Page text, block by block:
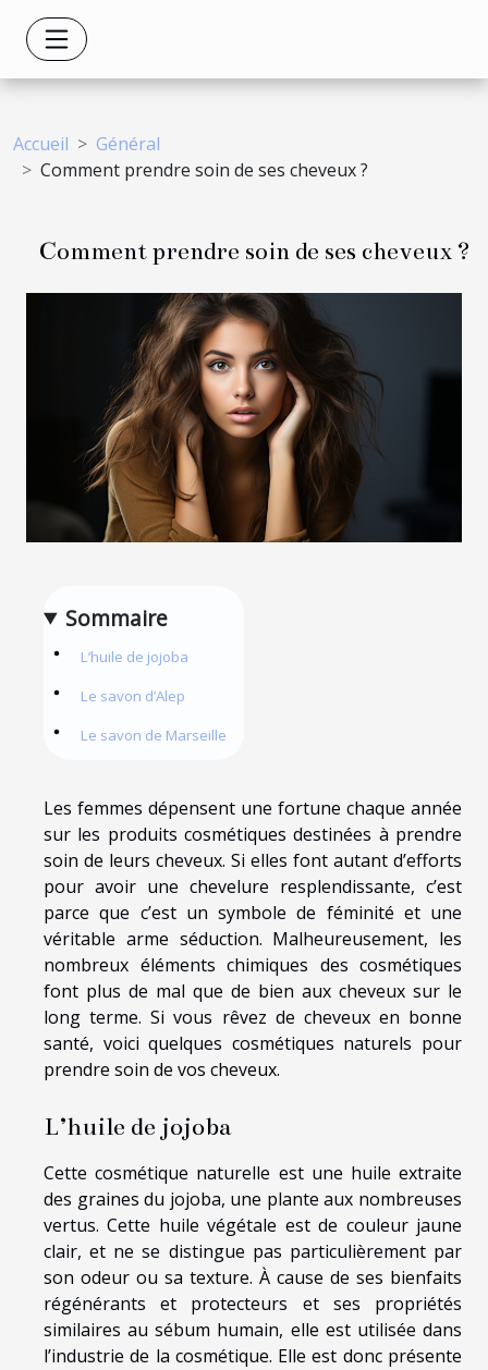
Accueil
Général
Comment prendre soin de ses cheveux ?
Comment prendre soin de ses cheveux ?
Sommaire
L’huile de jojoba
Le savon d’Alep
Le savon de Marseille
Les femmes dépensent une fortune chaque année
sur les produits cosmétiques destinées à prendre
soin de leurs cheveux. Si elles font autant d’efforts
pour avoir une chevelure resplendissante, c’est
parce que c’est un symbole de féminité et une
véritable arme séduction. Malheureusement, les
nombreux éléments chimiques des cosmétiques
font plus de mal que de bien aux cheveux sur le
long terme. Si vous rêvez de cheveux en bonne
santé, voici quelques cosmétiques naturels pour
prendre soin de vos cheveux.
L’huile de jojoba
Cette cosmétique naturelle est une huile extraite
des graines du jojoba, une plante aux nombreuses
vertus. Cette huile végétale est de couleur jaune
clair, et ne se distingue pas particulièrement par
son odeur ou sa texture. À cause de ses bienfaits
régénérants et protecteurs et ses propriétés
similaires au sébum humain, elle est utilisée dans
l’industrie de la cosmétique. Elle est donc présente